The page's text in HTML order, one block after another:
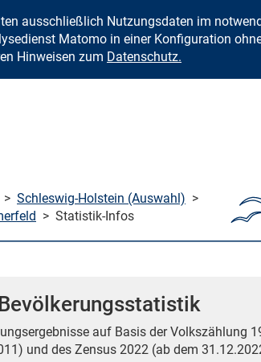
Zum Inhalt springen
ausschließlich Nutzungsdaten im
Matomo in einer Konfiguration
Hinweisen zum Datenschutz.
> Schleswig-Holstein (Auswahl) >
> Statistik-Infos
auf Basis der Volkszählung
und des Zensus 2022 (ab dem